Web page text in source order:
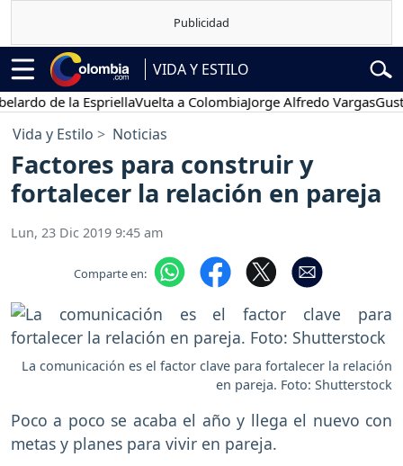
VIDA Y ESTILO
de la EspriellaVuelta a ColombiaJorge Alfredo VargasGustavo
Vida y Estilo Noticias
Factores para construir y
fortalecer la relación en pareja
Lun, 23 Dic 2019 9:45 am
Comparte en:
La comunicación es el factor clave para fortalecer la relación
en pareja. Foto: Shutterstock
Poco a poco se acaba el año y llega el nuevo con
metas y planes para vivir en pareja.